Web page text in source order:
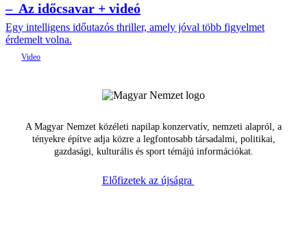
– Az időcsavar + videó
Egy intelligens időutazós thriller, amely jóval több figyelmet
érdemelt volna.
A Magyar Nemzet közéleti napilap konzervatív, nemzeti alapról, a
tényekre építve adja közre a legfontosabb társadalmi, politikai,
gazdasági, kulturális és sport témájú információkat.
Előfizetek az újságra